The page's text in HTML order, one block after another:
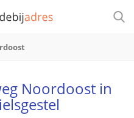
Noordoost in